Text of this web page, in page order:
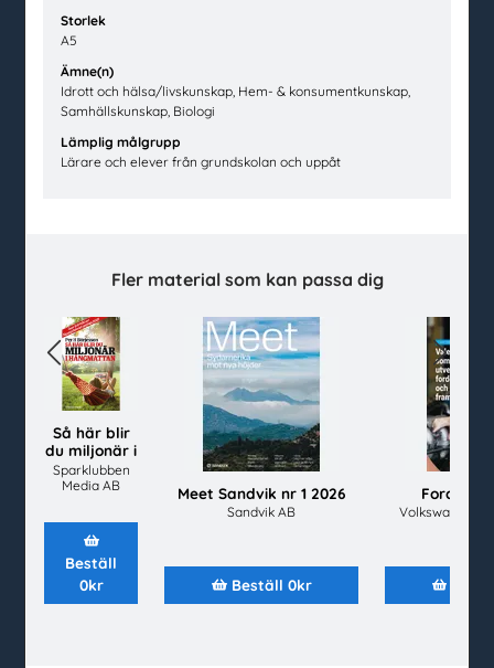
Storlek
A5
Ämne(n)
Idrott och hälsa/livskunskap, Hem- & konsumentkunskap,
Samhällskunskap, Biologi
Lämplig målgrupp
Lärare och elever från grundskolan och uppåt
Fler material som kan passa dig
Så här blir
du miljonär i
hängmattan
Sparklubben
Media AB
Beställ
0kr
Meet Sandvik nr 1 2026
Sandvik AB
Beställ 0kr
Volkswagen
Previous Next
020-67 60 50
Vanliga frågor och svar
Så beställer du
Mina sidor
Beställ material
Alla material
Avsändare
Senast inkomna
Mer för skolan